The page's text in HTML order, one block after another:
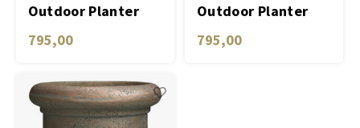
Outdoor Planter
Toulon
795,00
Outdoor Planter
Toulon
795,00